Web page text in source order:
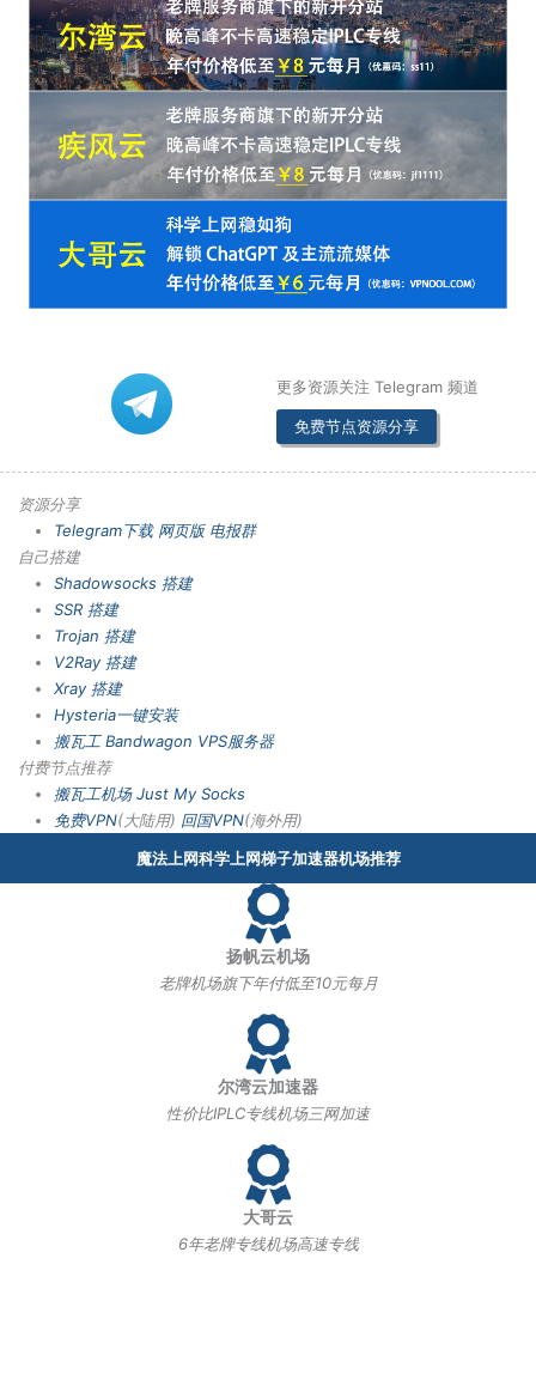
更多资源关注 Telegram 频道
免费节点资源分享
资源分享
Telegram下载 网页版 电报群
自己搭建
Shadowsocks 搭建
SSR 搭建
Trojan 搭建
V2Ray 搭建
Xray 搭建
Hysteria一键安装
搬瓦工 Bandwagon VPS服务器
付费节点推荐
搬瓦工机场 Just My Socks
免费VPN(大陆用) 回国VPN(海外用)
魔法上网科学上网梯子加速器机场推荐
扬帆云机场
老牌机场旗下年付低至10元每月
尔湾云加速器
性价比IPLC专线机场三网加速
大哥云
6年老牌专线机场高速专线